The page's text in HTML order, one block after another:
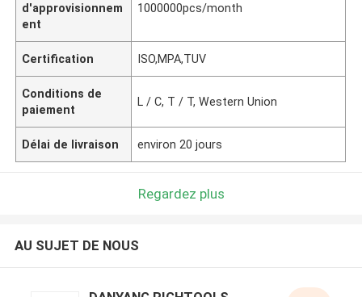
d'approvisionnem
ent
1000000pcs/month
Certification ISO,MPA,TUV
Conditions de
paiement
L / C, T / T, Western Union
Délai de livraison environ 20 jours
Regardez plus
AU SUJET DE NOUS